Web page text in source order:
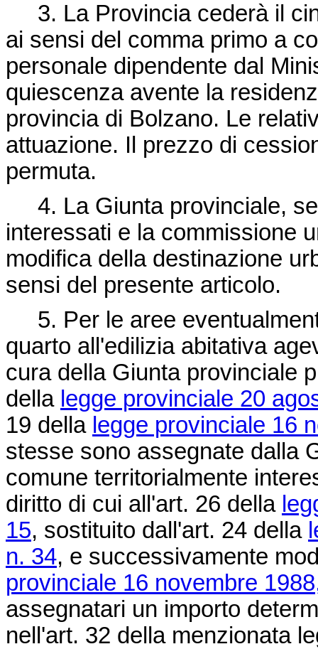
3. La Provincia cederà il
ai sensi del comma primo a
personale dipendente dal
quiescenza avente la
provincia di Bolzano. Le
attuazione. Il prezzo di
permuta.
4. La Giunta provinciale,
interessati e la commissione
modifica della destinazione
sensi del presente articolo.
5. Per le aree
quarto all'edilizia abitativa
cura della Giunta provinciale
della legge provinciale 20
19 della legge provinciale 16
stesse sono assegnate dalla
comune territorialmente
diritto di cui all'art. 26 della
15, sostituito dall'art. 24 della
n. 34, e successivamente
provinciale 16 novembre
assegnatari un importo
nell'art. 32 della menzionata